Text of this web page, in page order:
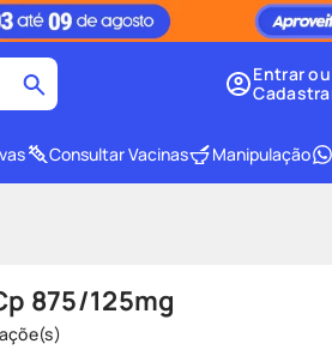
Entrar ou
Consultar Vacinas Manipulação
875/125mg